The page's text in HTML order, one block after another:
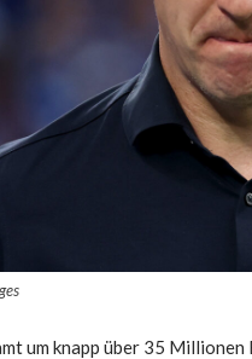
um knapp über 35